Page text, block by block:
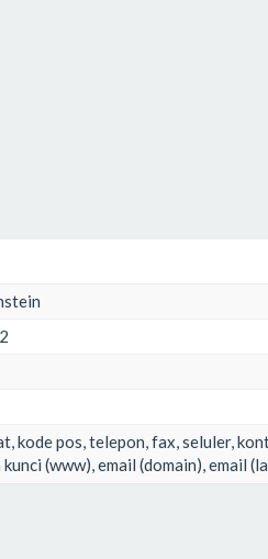
kode pos, telepon, fax, seluler,
(www), email (domain), email